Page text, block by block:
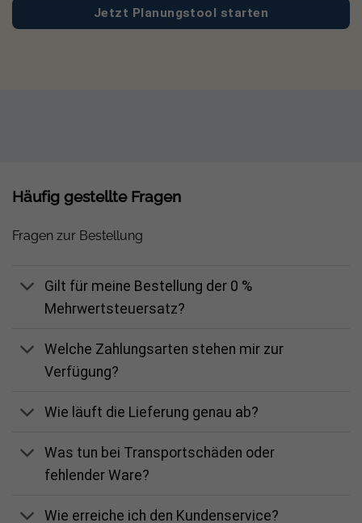
Jetzt Planungstool starten
Häufig gestellte Fragen
Fragen zur Bestellung
Gilt für meine Bestellung der 0 %
Mehrwertsteuersatz?
Welche Zahlungsarten stehen mir zur
Verfügung?
Wie läuft die Lieferung genau ab?
Was tun bei Transportschäden oder
fehlender Ware?
Wie erreiche ich den Kundenservice?